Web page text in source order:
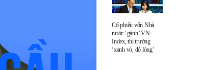
Cổ phiếu vốn Nhà
nước ‘gánh’ VN-
Index, thị trường
‘xanh vỏ, đỏ lòng’